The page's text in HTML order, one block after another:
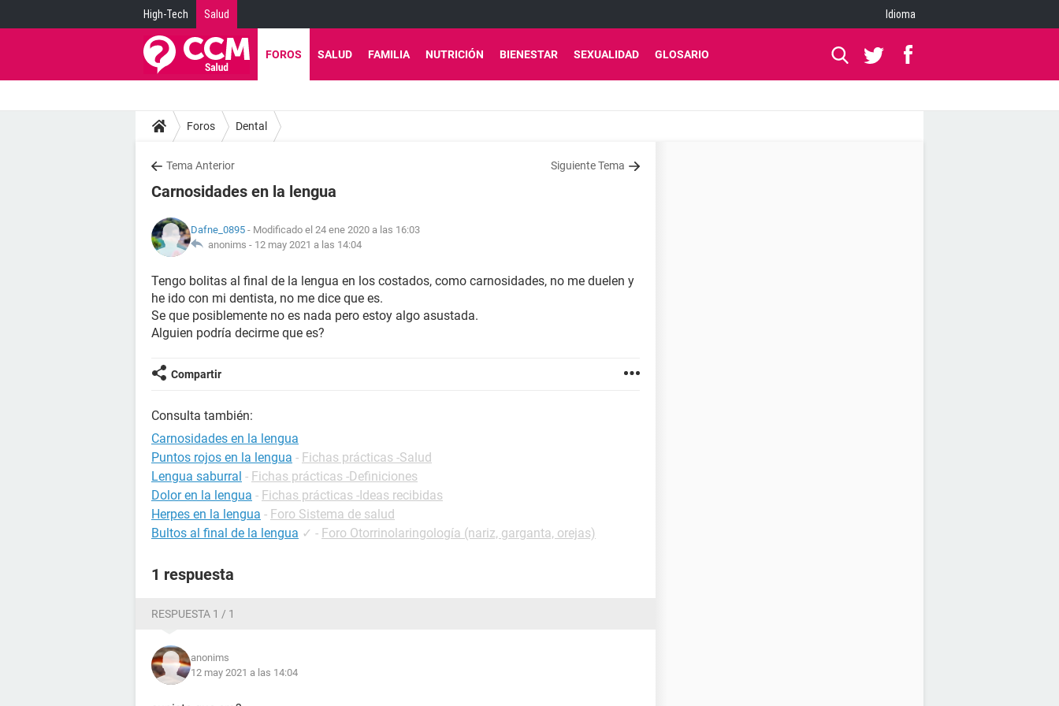
High-Tech Salud Idioma
FOROS SALUD FAMILIA NUTRICIÓN BIENESTAR SEXUALIDAD GLOSARIO
Foros Dental
Tema Anterior Siguiente Tema
Carnosidades en la lengua
Dafne_0895 - Modificado el 24 ene 2020 a las 16:03
anonims - 12 may 2021 a las 14:04
Tengo bolitas al final de la lengua en los costados, como carnosidades, no me duelen y
he ido con mi dentista, no me dice que es.
Se que posiblemente no es nada pero estoy algo asustada.
Alguien podría decirme que es?
Compartir
Consulta también:
Carnosidades en la lengua
Puntos rojos en la lengua - Fichas prácticas -Salud
Lengua saburral - Fichas prácticas -Definiciones
Dolor en la lengua - Fichas prácticas -Ideas recibidas
Herpes en la lengua - Foro Sistema de salud
Bultos al final de la lengua ✓ - Foro Otorrinolaringología (nariz, garganta, orejas)
1 respuesta
RESPUESTA 1 / 1
anonims
12 may 2021 a las 14:04